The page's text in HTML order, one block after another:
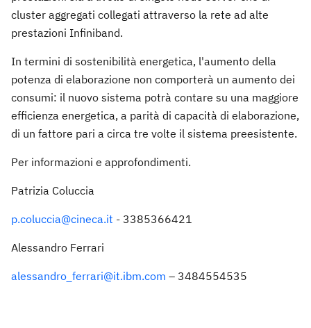
cluster aggregati collegati attraverso la rete ad alte
prestazioni Infiniband.
In termini di sostenibilità energetica, l'aumento della
potenza di elaborazione non comporterà un aumento dei
consumi: il nuovo sistema potrà contare su una maggiore
efficienza energetica, a parità di capacità di elaborazione,
di un fattore pari a circa tre volte il sistema preesistente.
Per informazioni e approfondimenti.
Patrizia Coluccia
p.coluccia@cineca.it - 3385366421
Alessandro Ferrari
alessandro_ferrari@it.ibm.com – 3484554535